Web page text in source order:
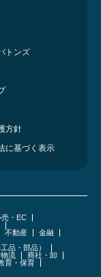
トンズ
方針
に基づく表示
売・EC
不動産
金融
品・部品）
流
商社・卸
育・保育